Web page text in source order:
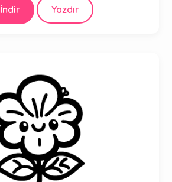
İndir Yazdır